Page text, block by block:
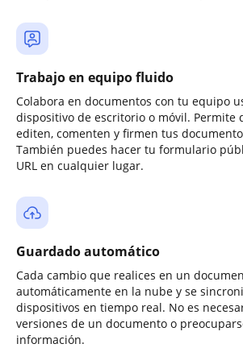
Trabajo en equipo fluido
Colabora en documentos con tu equipo
dispositivo de escritorio o móvil. Permite
editen, comenten y firmen tus
También puedes hacer tu formulario
URL en cualquier lugar.
Guardado automático
Cada cambio que realices en un
automáticamente en la nube y se
dispositivos en tiempo real. No es
versiones de un documento o
información.